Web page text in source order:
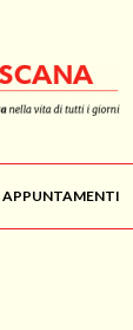
APPUNTAMENTI